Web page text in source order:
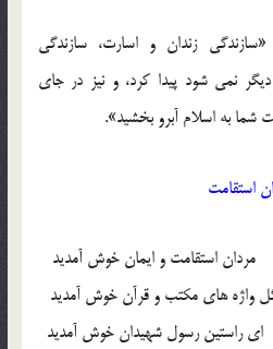
زندان و اسارت، سازندگی
نمی شود پیدا کرد، و نیز در جای
شما به اسلام آبرو بخشید».
استقامت
مردان استقامت و ایمان خوش آمدید
واژه های مکتب و قرآن خوش آمدید
ای راستین رسول شهیدان خوش آمدید